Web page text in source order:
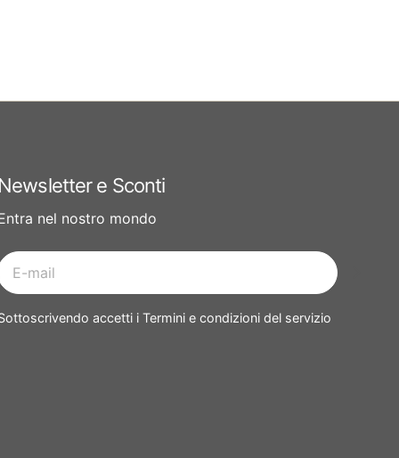
Newsletter e Sconti
nel nostro mondo
accetti i Termini e condizioni del servizio